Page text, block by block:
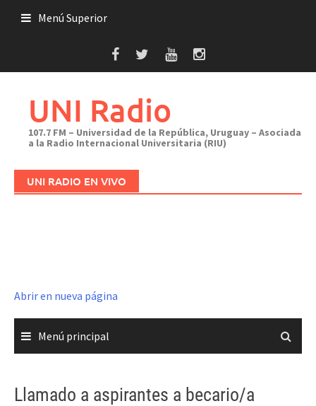
Menú Superior
UNI Radio
107.7 FM – Universidad de la República, Uruguay – Asociada
a la Radio Internacional Universitaria (RIU)
UNI RADIO EN VIVO
Abrir en nueva página
Menú principal
Llamado a aspirantes a becario/a